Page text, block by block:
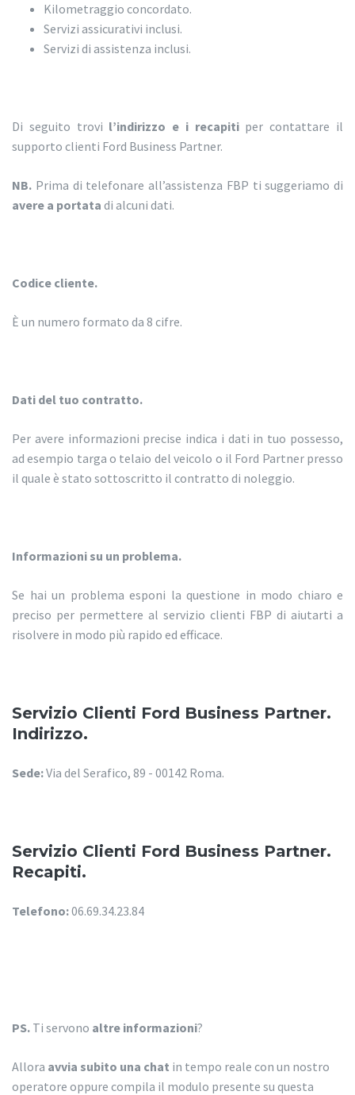
Kilometraggio concordato.
Servizi assicurativi inclusi.
Servizi di assistenza inclusi.
Di seguito trovi l’indirizzo e i recapitiper contattare il
supporto clienti Ford Business Partner.
NB. Prima di telefonare all’assistenza FBP ti suggeriamo di
avere a portata di alcuni dati.
Codice cliente.
È un numero formato da 8 cifre.
Dati del tuo contratto.
Per avere informazioni precise indica i dati in tuo possesso,
ad esempio targa o telaio del veicolo o il Ford Partner presso
il quale è stato sottoscritto il contratto di noleggio.
Informazioni su un problema.
Se hai un problema esponi la questione in modo chiaro e
preciso per permettere al servizio clienti FBP di aiutarti a
risolvere in modo più rapido ed efficace.
Servizio Clienti Ford Business Partner.
Indirizzo.
Sede:Via del Serafico, 89 - 00142 Roma.
Servizio Clienti Ford Business Partner.
Recapiti.
Telefono:06.69.34.23.84
PS. Ti servono altre informazioni?
Allora avvia subito una chat in tempo reale con un nostro
operatore oppure compila il modulo presente su questa